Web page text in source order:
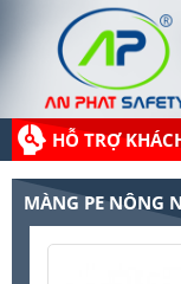
HỖ TRỢ
MÀNG PE NÔNG